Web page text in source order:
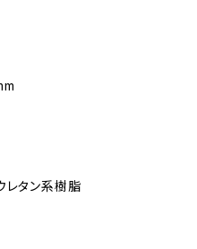
レタン系樹脂